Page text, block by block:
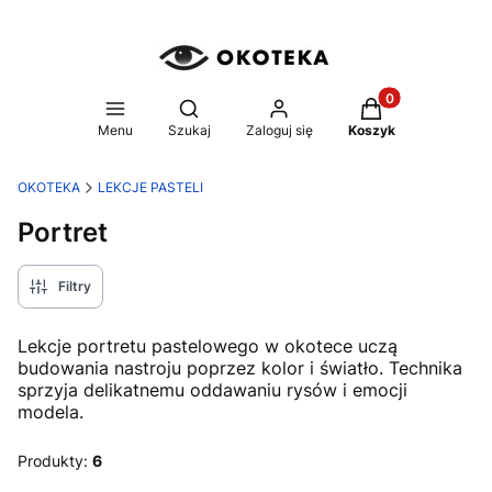
Menu
Otwórz wyszukiwarkę
Szukaj Zaloguj się
Produkty w
Koszyk
OKOTEKA LEKCJE PASTELI
Portret
Filtry
Lekcje portretu pastelowego w okotece uczą
budowania nastroju poprzez kolor i światło. Technika
sprzyja delikatnemu oddawaniu rysów i emocji
modela.
Produkty: 6